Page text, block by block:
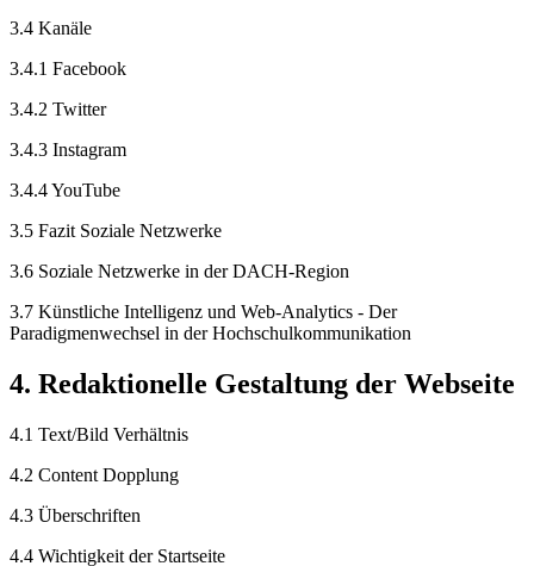
3.4 Kanäle
3.4.1 Facebook
3.4.2 Twitter
3.4.3 Instagram
3.4.4 YouTube
3.5 Fazit Soziale Netzwerke
3.6 Soziale Netzwerke in der DACH-Region
3.7 Künstliche Intelligenz und Web-Analytics - Der
Paradigmenwechsel in der Hochschulkommunikation
4. Redaktionelle Gestaltung der Webseite
4.1 Text/Bild Verhältnis
4.2 Content Dopplung
4.3 Überschriften
4.4 Wichtigkeit der Startseite